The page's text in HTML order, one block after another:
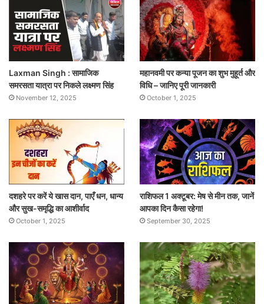
Laxman Singh : सामाजिक
समरसता यात्रा पर निकले लक्ष्मण सिंह
November 12, 2025
महानवमी पर कन्या पूजन का शुभ मुहूर्त और
विधि – जानिए पूरी जानकारी
October 1, 2025
दशहरे पर करें ये खास दान, पाएँ धन, धान्य
और सुख-समृद्धि का आशीर्वाद
October 1, 2025
राशिफल 1 अक्टूबर: मेष से मीन तक, जानें
आपका दिन कैसा रहेगा!
September 30, 2025